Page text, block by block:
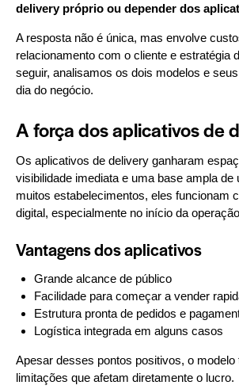
delivery próprio ou depender dos
A resposta não é única, mas envolve
relacionamento com o cliente e estratégia
seguir, analisamos os dois modelos e
dia do negócio.
A força dos aplicativos de
Os aplicativos de delivery ganharam
visibilidade imediata e uma base ampla de
muitos estabelecimentos, eles funcionam
digital, especialmente no início da
Vantagens dos aplicativos
Grande alcance de público
Facilidade para começar a vender
Estrutura pronta de pedidos e
Logística integrada em alguns casos
Apesar desses pontos positivos, o
limitações que afetam diretamente o lucro.